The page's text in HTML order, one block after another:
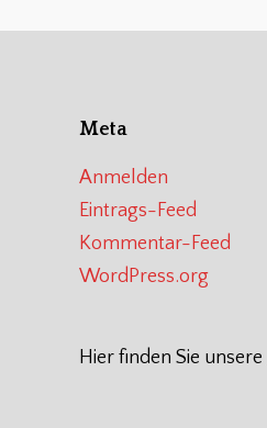
Meta
Anmelden
Eintrags-Feed
Kommentar-Feed
WordPress.org
Hier finden Sie unsere